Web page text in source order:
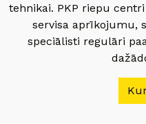
tehnikai. PKP riepu
servisa aprīkojumu,
speciālisti regulāri